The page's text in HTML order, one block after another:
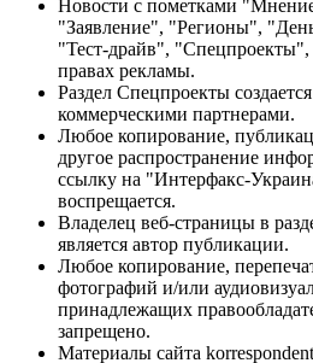
Новости с пометками
"Заявление", "Регионы",
"Тест-драйв",
правах рекламы.
Раздел Спецпроекты
коммерческими партнерами.
Любое копирование,
другое распространение
ссылку на "Интерфакс-
воспрещается.
Владелец веб-страницы в
является автор публикации.
Любое копирование,
фотографий и/или
принадлежащих
запрещено.
Материалы сайта